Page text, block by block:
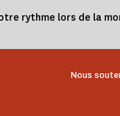
rythme lors de la
Nous